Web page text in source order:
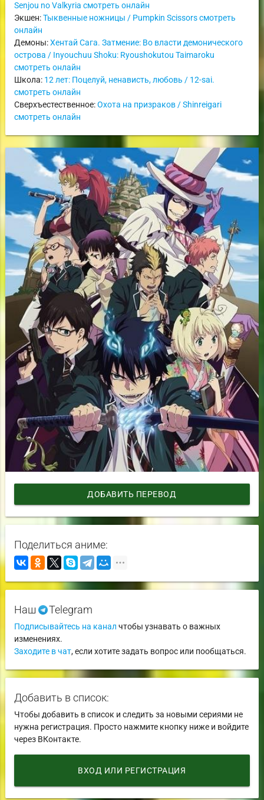
Senjou no Valkyria смотреть онлайн
Экшен:Тыквенные ножницы / Pumpkin Scissors смотреть
онлайн
Демоны:Хентай Сага. Затмение: Во власти демонического
острова / Inyouchuu Shoku: Ryoushokutou Taimaroku
смотреть онлайн
Школа: 12 лет: Поцелуй, ненависть, любовь / 12-sai.
смотреть онлайн
Сверхъестественное:Охота на призраков / Shinreigari
смотреть онлайн
ДОБАВИТЬ ПЕРЕВОД
Поделиться аниме:
Наш Telegram
Подписывайтесь на канал чтобы узнавать о важных
изменениях.
Заходите в чат, если хотите задать вопрос или пообщаться.
Добавить в список:
Чтобы добавить в список и следить за новыми сериями не
нужна регистрация. Просто нажмите кнопку ниже и войдите
через ВКонтакте.
ВХОД ИЛИ РЕГИСТРАЦИЯ